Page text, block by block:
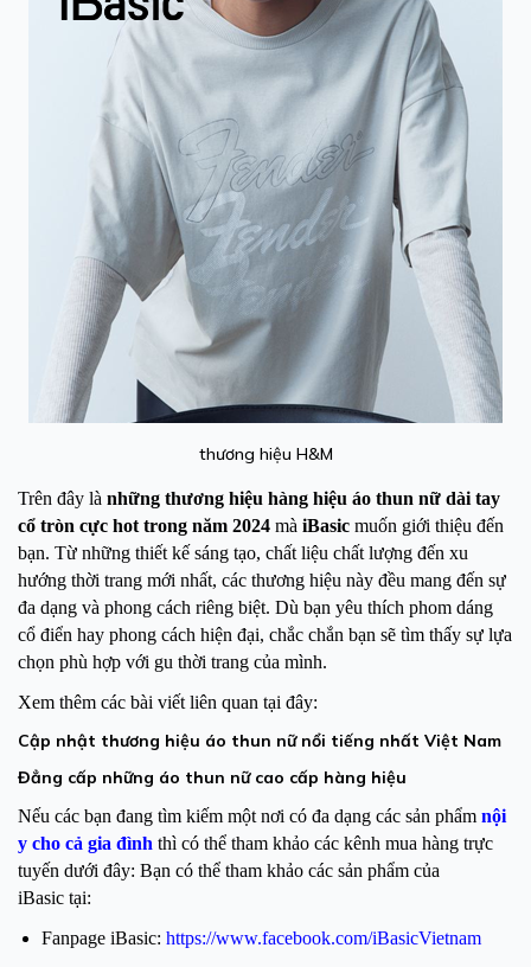
thương hiệu H&M
Trên đây là những thương hiệu hàng hiệu áo thun nữ dài tay
cổ tròn cực hot trong năm 2024 mà iBasic muốn giới thiệu đến
bạn. Từ những thiết kế sáng tạo, chất liệu chất lượng đến xu
hướng thời trang mới nhất, các thương hiệu này đều mang đến sự
đa dạng và phong cách riêng biệt. Dù bạn yêu thích phom dáng
cổ điển hay phong cách hiện đại, chắc chắn bạn sẽ tìm thấy sự lựa
chọn phù hợp với gu thời trang của mình.
Xem thêm các bài viết liên quan tại đây:
Cập nhật thương hiệu áo thun nữ nổi tiếng nhất Việt Nam
Đẳng cấp những áo thun nữ cao cấp hàng hiệu
Nếu các bạn đang tìm kiếm một nơi có đa dạng các sản phẩm nội
y cho cả gia đình thì có thể tham khảo các kênh mua hàng trực
tuyến dưới đây: Bạn có thể tham khảo các sản phẩm của
iBasic tại:
Fanpage iBasic: https://www.facebook.com/iBasicVietnam